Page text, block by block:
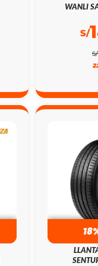
WANLI
S/
S/